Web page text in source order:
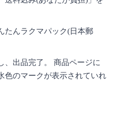
たんラクマパック(日本郵
、出品完了。 商品ページに
色のマークが表示されていれ